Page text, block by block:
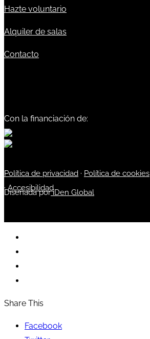
Hazte voluntario
Alquiler de salas
Contacto
Con la financiación de:
Política de privacidad · Política de cookies
·Accesibilidad
Diseñada poriDen Global
Share This
Facebook